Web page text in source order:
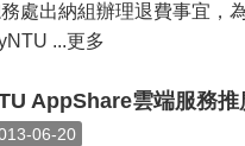
處出納組辦理退費事宜，
...更多
AppShare雲端服務推
06-20